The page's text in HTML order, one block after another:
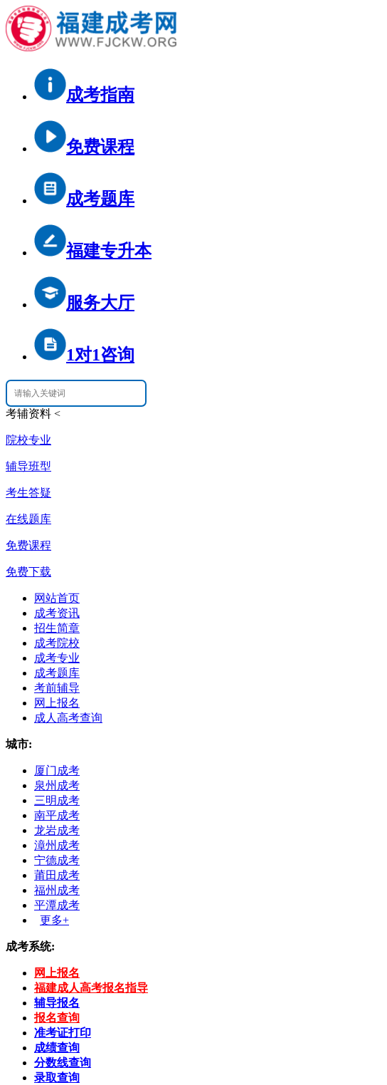
成考指南
免费课程
成考题库
福建专升本
服务大厅
1对1咨询
考辅资料 <
院校专业
辅导班型
考生答疑
在线题库
免费课程
免费下载
网站首页
成考资讯
招生简章
成考院校
成考专业
成考题库
考前辅导
网上报名
成人高考查询
城市:
厦门成考
泉州成考
三明成考
南平成考
龙岩成考
漳州成考
宁德成考
莆田成考
福州成考
平潭成考
更多+
成考系统:
网上报名
福建成人高考报名指导
辅导报名
报名查询
准考证打印
成绩查询
分数线查询
录取查询